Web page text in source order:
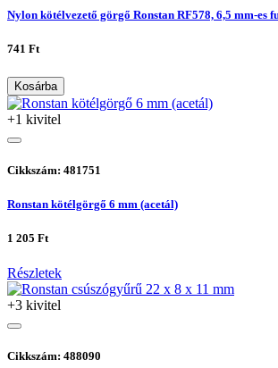
Nylon kötélvezető görgő Ronstan RF578, 6,5 mm-es
741 Ft
Kosárba
+1 kivitel
Cikkszám: 481751
Ronstan kötélgörgő 6 mm (acetál)
1 205 Ft
Részletek
+3 kivitel
Cikkszám: 488090